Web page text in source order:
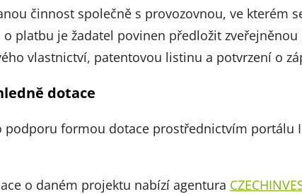
činnost společně s provozovnou, ve kterém
o platbu je žadatel povinen předložit
vlastnictví, patentovou listinu a potvrzení o
dotace
podporu formou dotace prostřednictvím portálu
o daném projektu nabízí agentura